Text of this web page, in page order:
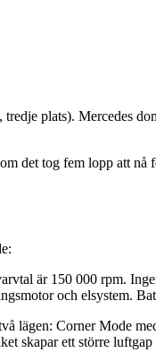
plats). Mercedes
det tog fem lopp att
är 150 000 rpm.
och elsystem.
lägen: Corner Mode
ett större